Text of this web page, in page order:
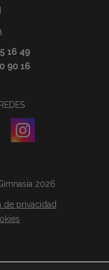
16 49
90 16
2026
de privacidad